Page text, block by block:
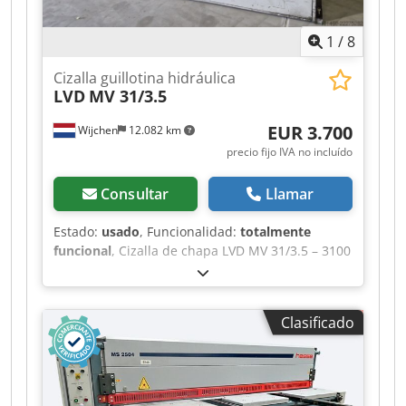
1 /8
Wijchen 12.082 km
Cizalla guillotina hidráulica
LVD MV 31/3.5
EUR 3.700
precio fijo IVA no incluído
Consultar Llamar
Estado: usado, Funcionalidad: totalmente
funcional, Cizalla de chapa LVD MV 31/3.5 – 3100
× 3,5 mm – Cizalla tipo guillotina Fabricante: LVD
Company, Gullegem (Bélgica) Modelo: MV 31/3.5
Dodpfx Acszi Hhwjqskr Longitud máxima de
corte: 3100 mm Espesor máximo de la chapa
(acero): 3,5 mm Accionamiento: hidráulico Tope
trasero: eléctrico, 750 mm Peso de la máquina:
aprox. 4000 kg Dimensiones: aprox. 4000 × 1800
× 1600 mm
Clasificado